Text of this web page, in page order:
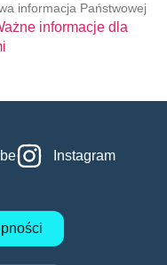
informacja Państwowej
informacje dla
Instagram